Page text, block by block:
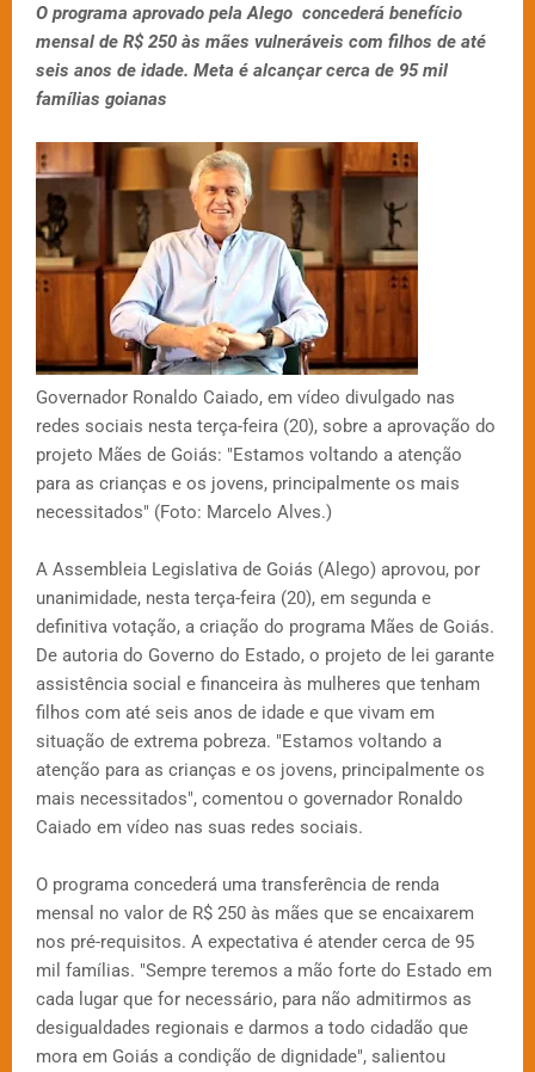
O programa aprovado pela Alego concederá benefício
mensal de R$ 250 às mães vulneráveis com filhos de até
seis anos de idade. Meta é alcançar cerca de 95 mil
famílias goianas
Governador Ronaldo Caiado, em vídeo divulgado nas
redes sociais nesta terça-feira (20), sobre a aprovação do
projeto Mães de Goiás: "Estamos voltando a atenção
para as crianças e os jovens, principalmente os mais
necessitados" (Foto: Marcelo Alves.)
A Assembleia Legislativa de Goiás (Alego) aprovou, por
unanimidade, nesta terça-feira (20), em segunda e
definitiva votação, a criação do programa Mães de Goiás.
De autoria do Governo do Estado, o projeto de lei garante
assistência social e financeira às mulheres que tenham
filhos com até seis anos de idade e que vivam em
situação de extrema pobreza. "Estamos voltando a
atenção para as crianças e os jovens, principalmente os
mais necessitados", comentou o governador Ronaldo
Caiado em vídeo nas suas redes sociais.
O programa concederá uma transferência de renda
mensal no valor de R$ 250 às mães que se encaixarem
nos pré-requisitos. A expectativa é atender cerca de 95
mil famílias. "Sempre teremos a mão forte do Estado em
cada lugar que for necessário, para não admitirmos as
desigualdades regionais e darmos a todo cidadão que
mora em Goiás a condição de dignidade", salientou